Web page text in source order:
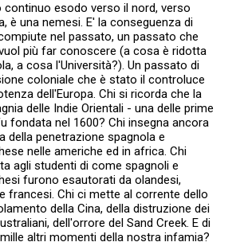
continuo esodo verso il nord, verso
è una nemesi. E' la conseguenza di
nel passato, un passato che
più far conoscere (a cosa è ridotta
a cosa l'Università?). Un passato di
coloniale che è stato il controluce
dell'Europa. Chi si ricorda che la
delle Indie Orientali - una delle prime
fondata nel 1600? Chi insegna ancora
della penetrazione spagnola e
nelle americhe ed in africa. Chi
agli studenti di come spagnoli e
furono esautorati da olandesi,
francesi. Chi ci mette al corrente dello
della Cina, della distruzione dei
dell'orrore del Sand Creek. E di
altri momenti della nostra infamia?